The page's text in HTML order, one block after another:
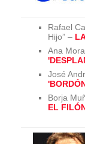
Rafael
Hijo” –
Ana
José
Borja
EL